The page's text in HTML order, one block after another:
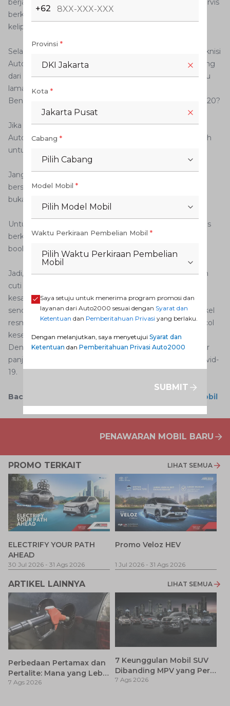
berjalan sejauh 1.000 kilometer. Bisa juga melakukan servis
berkala eksternal (SBE), yakni pada 10.000 km dan
kelipatannya sampai lima kali (hingga 90.000 km).
Selain itu, setiap pengerjaan yang dilakukan oleh tim teknisi
Auto2000 Home Service dibatasi hanya pekerjaan kurang
dari dua jam sehingga pelanggan tidak perlu menunggu
lama.
Bengkel Auto2000 Apakah Buka Saat Cuti Bersama 2020?
Jika pada momentum libur panjang pekan depan
AutoFamily tak ada rencana ke mana-mana dan memilih
untuk servis mobil Toyota, Auto2000 siap melayaninya.
Jangan khawatir bengkel Auto2000 tutup saat hari cuti
bersama. Sebab semua bengkel Auto2000 akan tetap
buka saat tanggal cuti bersama pekan depan.
Untuk memudahkan dalam mendapatkan layanan servis
berkala di bengkel resmi Auto2000, gunakan layanan
booking service di aplikasi Digiroom.
Jadi, memang sangat tepat untuk mengisi momentum
cuti bersama 2020 dengan merawat mobil Toyota
kesayangan. Bisa dilakukan di rumah dengan dikerjakan
sendirian atau memanfaatkan THS, atau pergi ke bengkel
resmi Auto2000 terdekat yang selalu mematuhi protocol
kesehatan secara aktif.
Dengan tidak wisata ke sejumlah obyek wisata saat libur
panjang, tentu kita bisa menghindari terinveksi virus Covid-
19.
Baca Juga: Inilah Cara Menghitung Denda Pajak Mobil
PENAWARAN MOBIL BARU
PROMO TERKAIT LIHAT SEMUA
ELECTRIFY YOUR PATH
AHEAD
30 Jul 2026 - 31 Ags 2026
Promo Veloz HEV
1 Jul 2026 - 31 Ags 2026
ARTIKEL LAINNYA LIHAT SEMUA
Perbedaan Pertamax dan
Pertalite: Mana yang Lebih
Baik untuk Mobil Toyota
7 Ags 2026
7 Keunggulan Mobil SUV
Dibanding MPV yang Perlu
Anda Ketahui
7 Ags 2026
+62
Provinsi *
DKI Jakarta
Kota *
Jakarta Pusat
Cabang *
Pilih Cabang
Model Mobil *
Pilih Model Mobil
Waktu Perkiraan Pembelian Mobil *
Pilih Waktu Perkiraan Pembelian
Mobil
Saya setuju untuk menerima program promosi dan
layanan dari Auto2000 sesuai dengan Syarat dan
Ketentuan dan Pemberitahuan Privasi yang berlaku.
Dengan melanjutkan, saya menyetujui Syarat dan
Ketentuan dan Pemberitahuan Privasi Auto2000
SUBMIT